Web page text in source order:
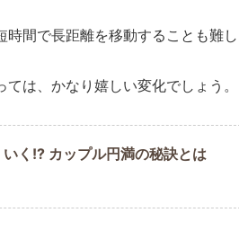
間で長距離を移動することも難し
は、かなり嬉しい変化でしょう。
く!? カップル円満の秘訣とは